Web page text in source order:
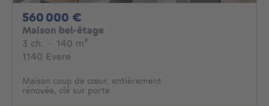
560 000 €
Maison bel-étage
3 ch. 3 chambres
· 140 m²
1140 Evere
Maison coup de cœur, entièrement
rénovée, clé sur porte